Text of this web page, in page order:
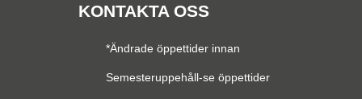
KONTAKTA OSS
*Ändrade öppettider innan
Semesteruppehåll-se öppettider